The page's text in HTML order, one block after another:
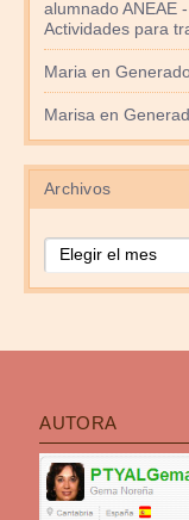
alumnado ANEAE
Actividades para
Maria en
Marisa en
Archivos
AUTORA